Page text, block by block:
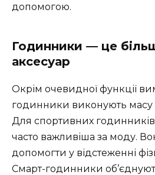
допомогою.
Годинники — це
аксесуар
Окрім очевидної функції
годинники виконують масу
Для спортивних годинників
часто важливіша за моду.
допомогти у відстеженні
Смарт-годинники